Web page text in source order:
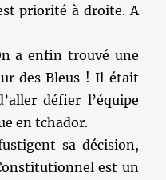
priorité à droite. A
a enfin trouvé une
des Bleus ! Il était
défier l’équipe
en tchador.
sa décision,
est un